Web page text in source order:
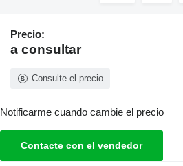
Precio:
a consultar
Consulte el precio
Notificarme cuando cambie el precio
Contacte con el vendedor